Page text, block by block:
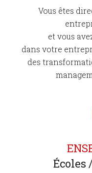
Vous êtes
et vous
dans votre
des